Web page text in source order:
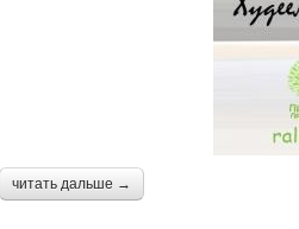
читать дальше →